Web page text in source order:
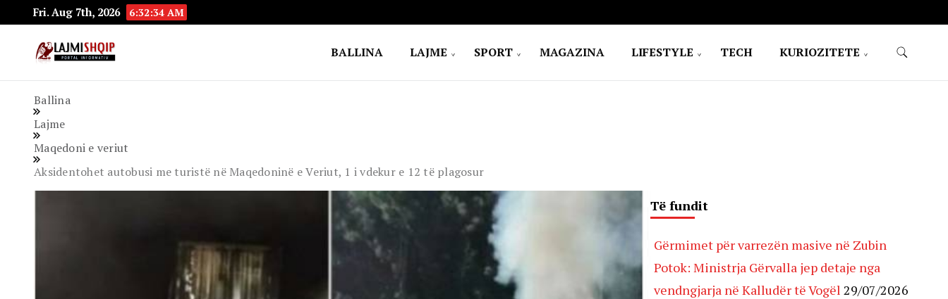
Fri. Aug 7th, 2026 6:32:35 AM
BALLINA LAJME SPORT MAGAZINA LIFESTYLE TECH KURIOZITETE
Ballina
Lajme
Maqedoni e veriut
Aksidentohet autobusi me turistë në Maqedoninë e Veriut, 1 i vdekur e 12 të plagosur
Të fundit
Gërmimet për varrezën masive në Zubin
Potok: Ministrja Gërvalla jep detaje nga
vendngjarja në Kalludër të Vogël 29/07/2026